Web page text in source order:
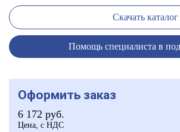
Скачать каталог
Помощь специалиста в
Оформить заказ
6 172 руб.
Цена, с НДС